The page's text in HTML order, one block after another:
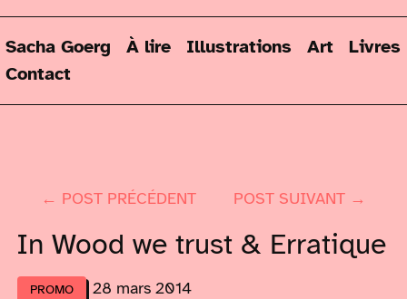
Sacha Goerg À lire Illustrations Art
Livres
Contact
← POST PRÉCÉDENT POST SUIVANT →
In Wood we trust & Erratique
PROMO 28 mars 2014